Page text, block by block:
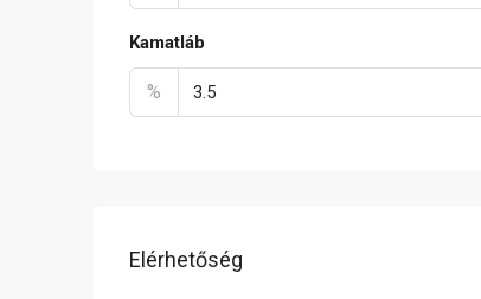
Kamatláb
%
Elérhetőség